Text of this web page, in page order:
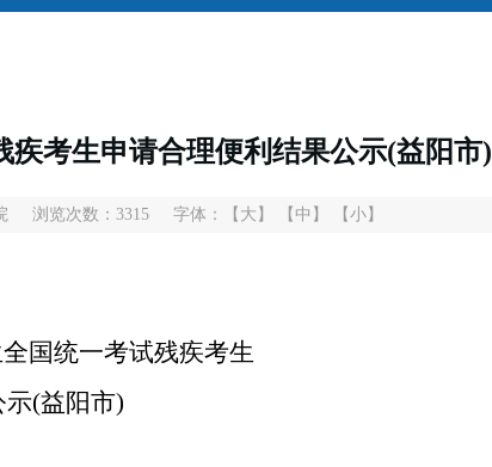
考生申请合理便利结果公示(益阳市)
浏览次数： 3315 字体： 【大】 【中】 【小】
国统一考试残疾考生
(益阳市)